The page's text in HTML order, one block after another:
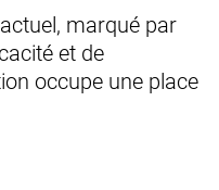
marqué par
et de
occupe une place